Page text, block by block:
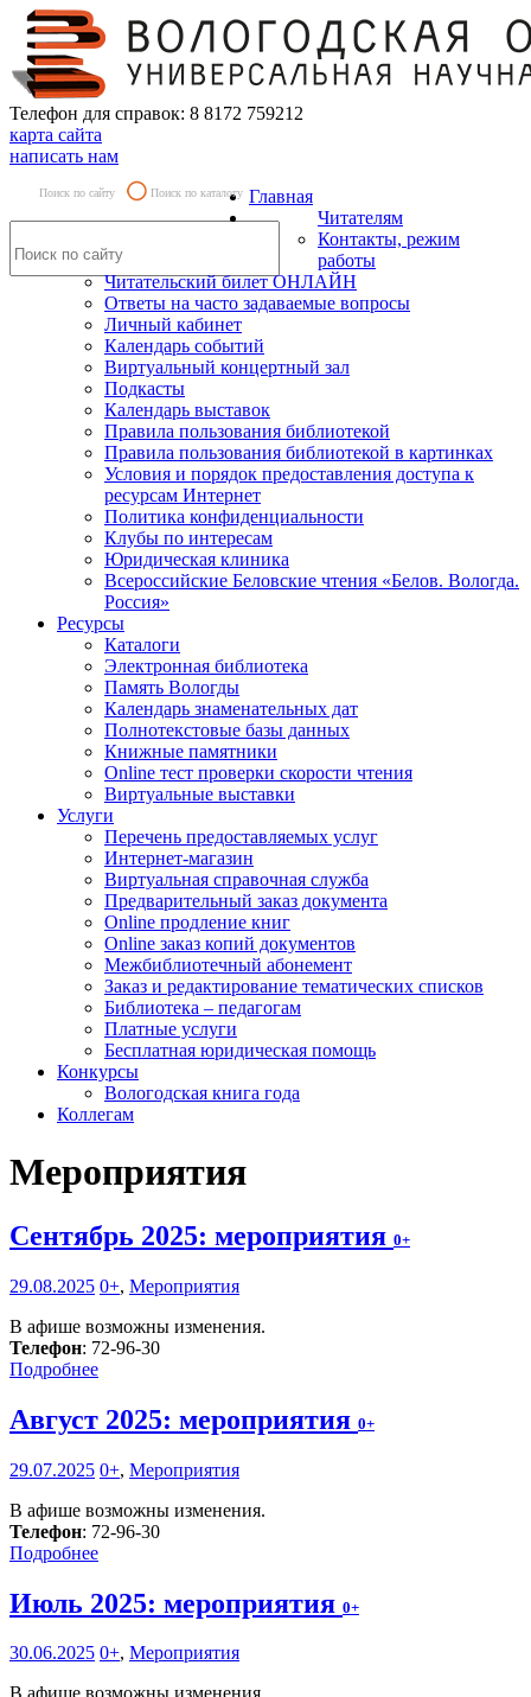
Телефон для справок: 8 8172 759212
карта сайта
написать нам
Поиск по сайту Поиск по каталогу Главная
Читателям
Контакты, режим
работы
Читательский билет ОНЛАЙН
Ответы на часто задаваемые вопросы
Личный кабинет
Календарь событий
Виртуальный концертный зал
Подкасты
Календарь выставок
Правила пользования библиотекой
Правила пользования библиотекой в картинках
Условия и порядок предоставления доступа к
ресурсам Интернет
Политика конфиденциальности
Клубы по интересам
Юридическая клиника
Всероссийские Беловские чтения «Белов. Вологда.
Россия»
Ресурсы
Каталоги
Электронная библиотека
Память Вологды
Календарь знаменательных дат
Полнотекстовые базы данных
Книжные памятники
Online тест проверки скорости чтения
Виртуальные выставки
Услуги
Перечень предоставляемых услуг
Интернет-магазин
Виртуальная справочная служба
Предварительный заказ документа
Online продление книг
Online заказ копий документов
Межбиблиотечный абонемент
Заказ и редактирование тематических списков
Библиотека – педагогам
Платные услуги
Бесплатная юридическая помощь
Конкурсы
Вологодская книга года
Коллегам
Мероприятия
Сентябрь 2025: мероприятия 0+
29.08.2025 0+, Мероприятия
В афише возможны изменения.
Телефон: 72-96-30
Подробнее
Август 2025: мероприятия 0+
29.07.2025 0+, Мероприятия
В афише возможны изменения.
Телефон: 72-96-30
Подробнее
Июль 2025: мероприятия 0+
30.06.2025 0+, Мероприятия